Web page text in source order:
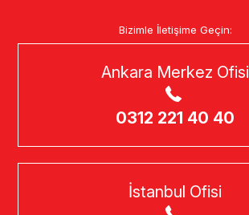
Bizimle İletişime Geçin:
Ankara Merkez Ofisi
0312 221 40 40
İstanbul Ofisi